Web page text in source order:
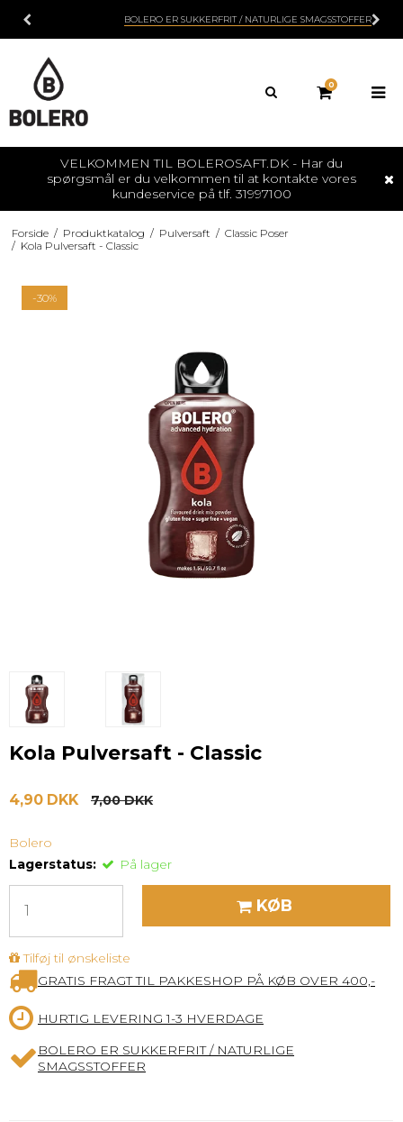
BOLERO ER SUKKERFRIT / NATURLIGE SMAGSSTOFFER
0
VELKOMMEN TIL BOLEROSAFT.DK - Har du
spørgsmål er du velkommen til at kontakte vores
kundeservice på tlf. 31997100
Forside / Produktkatalog / Pulversaft / Classic Poser
/ Kola Pulversaft - Classic
-30%
Kola Pulversaft - Classic
4,90 DKK 7,00 DKK
Bolero
Lagerstatus:
På lager
KØB
Tilføj til ønskeliste
GRATIS FRAGT TIL PAKKESHOP PÅ KØB OVER 400,-
HURTIG LEVERING 1-3 HVERDAGE
BOLERO ER SUKKERFRIT / NATURLIGE
SMAGSSTOFFER